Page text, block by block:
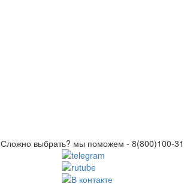
Сложно выбрать? мы поможем - 8(800)100-